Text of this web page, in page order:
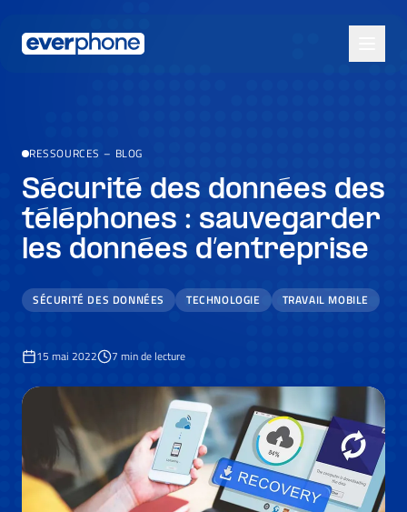
RESSOURCES – BLOG
Sécurité des données des
téléphones : sauvegarder
les données d’entreprise
SÉCURITÉ DES DONNÉES TECHNOLOGIE TRAVAIL MOBILE
15 mai 2022 7 min de lecture